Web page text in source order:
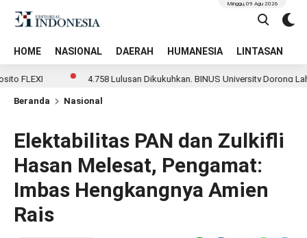
HOME NASIONAL DAERAH HUMANESIA LINTASAN
Minggu, 09 Agu 2026
4.758 Lulusan Dikukuhkan, BINUS University Dorong Lahirnya
Beranda Nasional
Elektabilitas PAN dan Zulkifli
Hasan Melesat, Pengamat:
Imbas Hengkangnya Amien
Rais